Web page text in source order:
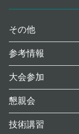
その他
参考情報
大会参加
懇親会
技術講習